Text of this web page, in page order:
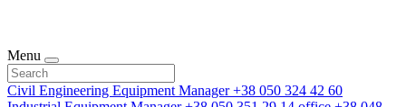
Menu
Civil Engineering Equipment Manager+38 050 324 42 60